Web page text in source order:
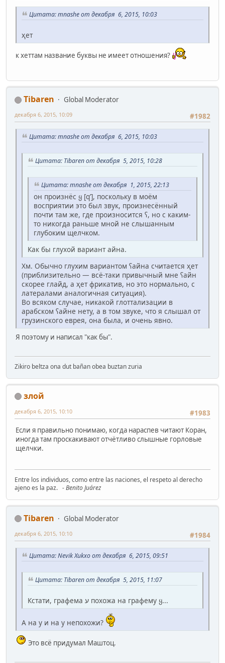
Цитата: mnashe от декабря 6, 2015, 10:03
ҳет
к хеттам название буквы не имеет отношения?
Tibaren
Global Moderator
#1982
декабря 6, 2015, 10:09
Цитата: mnashe от декабря 6, 2015, 10:03
Цитата: Tibaren от декабря 5, 2015, 10:28
Цитата: mnashe от декабря 1, 2015, 22:13
он произнёс ყ [qʼ], поскольку в моём
восприятии это был звук, произнесённый
почти там же, где произносится ʕ, но с каким-
то никогда раньше мной не слышанным
глубоким щелчком.
Как бы глухой вариант айна.
Хм. Обычно глухим вариантом ʕайна считается ҳет
(приблизительно — всё-таки привычный мне ʕайн
скорее глайд, а ҳет фрикатив, но это нормально, с
латералами аналогичная ситуация).
Во всяком случае, никакой глоттализации в
арабском ʕайне нету, а в том звуке, что я слышал от
грузинского еврея, она была, и очень явно.
Я поэтому и написал "как бы".
Zikiro beltza ona dut bañan obea buztan zuria
злой
#1983
декабря 6, 2015, 10:10
Если я правильно понимаю, когда нараспев читают Коран,
иногда там проскакивают отчётливо слышные горловые
щелчки.
Entre los individuos, como entre las naciones, el respeto al derecho
ajeno es la paz. - Benito Juárez
Tibaren
Global Moderator
#1984
декабря 6, 2015, 10:10
Цитата: Nevik Xukxo от декабря 6, 2015, 09:51
Цитата: Tibaren от декабря 5, 2015, 11:07
Кстати, графема ע похожа на графему ყ...
А на y и на у непохожи?
Это всё придумал Маштоц.